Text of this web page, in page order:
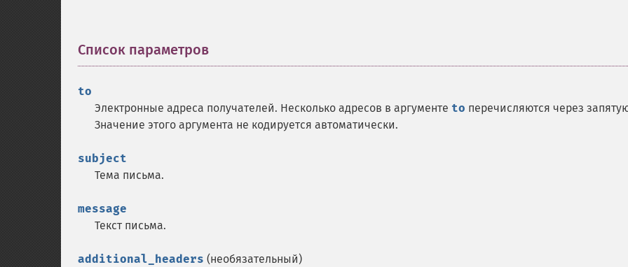
Список параметров
to
Электронные адреса получателей. Несколько адресов в аргументе to перечисляются через
Значение этого аргумента не кодируется автоматически.
subject
Тема письма.
message
Текст письма.
additional_headers (необязательный)